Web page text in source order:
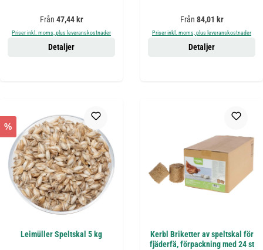
Ordinarie pris:
Från 47,44 kr
Priser inkl. moms, plus leveranskostnader
Detaljer
Ordinarie pris:
Från 84,01 kr
Priser inkl. moms, plus leveranskostnader
Detaljer
%
Leimüller Speltskal 5 kg
Kerbl Briketter av speltskal för
fjäderfä, förpackning med 24 st